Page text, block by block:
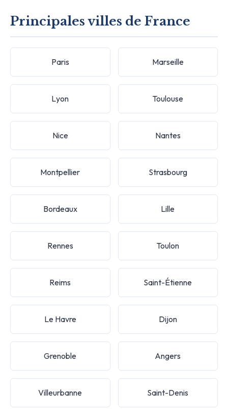
Principales villes de France
Paris Marseille
Lyon Toulouse
Nice Nantes
Montpellier Strasbourg
Bordeaux Lille
Rennes Toulon
Reims Saint-Étienne
Le Havre Dijon
Grenoble Angers
Villeurbanne Saint-Denis